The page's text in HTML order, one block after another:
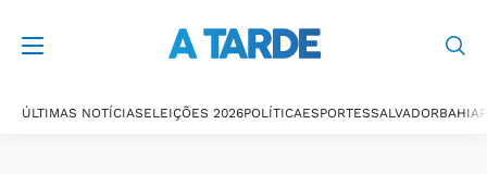
ÚLTIMAS NOTÍCIASELEIÇÕES 2026POLÍTICAESPORTESSALVADORBAHIA